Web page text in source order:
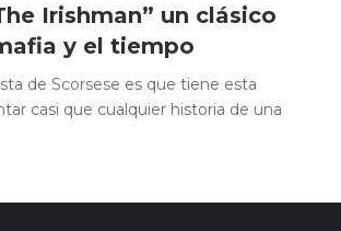
Irishman” un clásico
y el tiempo
de Scorsese es que tiene esta
casi que cualquier historia de una